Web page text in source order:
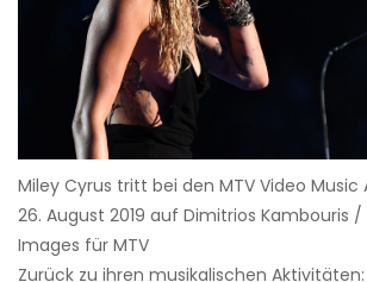
Miley Cyrus tritt bei den MTV Video Music
26. August 2019 auf Dimitrios Kambouris /
Images für MTV
Zurück zu ihren musikalischen